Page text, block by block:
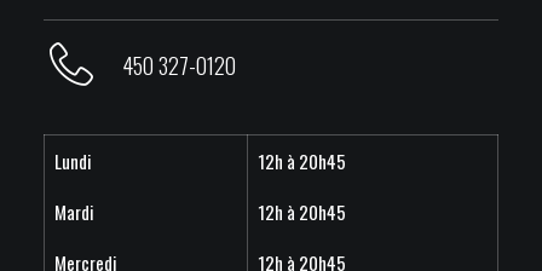
450 327-0120
Lundi
12h à 20h45
Mardi
12h à 20h45
Mercredi
12h à 20h45